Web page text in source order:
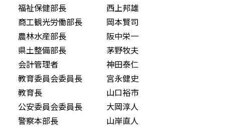
福祉保健部長 西上邦雄
商工観光労働部長 岡本賢司
農林水産部長 阪中栄一
県土整備部長 茅野牧夫
会計管理者 神田泰仁
教育委員会委員長 宮永健史
教育長 山口裕市
公安委員会委員長 大岡淳人
警察本部長 山岸直人